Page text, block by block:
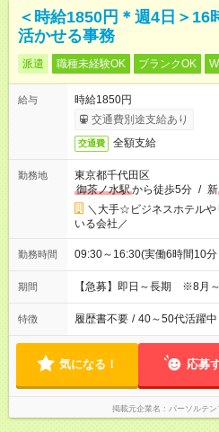
＜時給1850円＊週4日＞16
活かせる事務
派遣 職種未経験OK ブランクOK
給与
時給1850円
交通費別途支給あり
交通費 全額支給
勤務地
東京都千代田区
御茶ノ水駅から徒歩5分 / 新
＼大手☆ビジネスホテルや
いる会社／
勤務時間 09:30～16:30(実働6時間10
期間 【急募】即日～長期 ※8月～
特徴 履歴書不要 / 40～50代活躍中
気になる！ 応募
掲載元企業名 パーソルテン